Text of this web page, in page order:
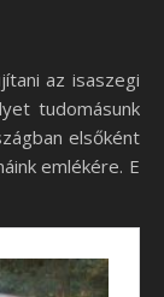
tudomásunk
elsőként
emlékére. E